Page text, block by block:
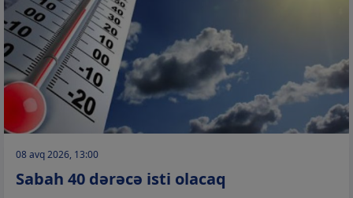
08 avq 2026, 13:00
Sabah 40 dərəcə isti olacaq